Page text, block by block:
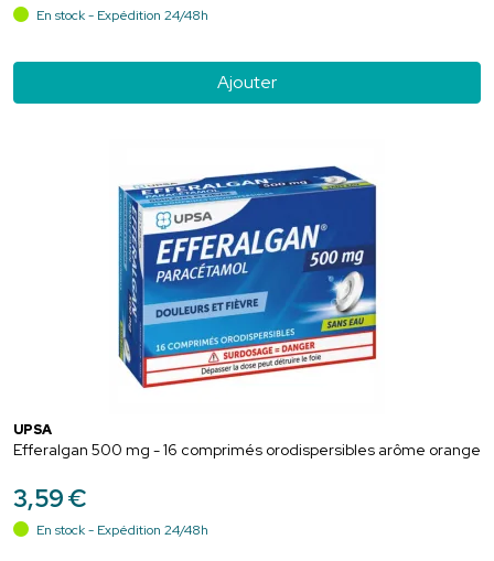
En stock - Expédition 24/48h
Ajouter
UPSA
Efferalgan 500 mg - 16 comprimés orodispersibles arôme orange
3,59€
En stock - Expédition 24/48h